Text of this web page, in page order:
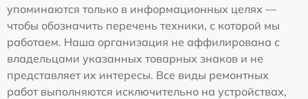
упоминаются только в информационных целях —
чтобы обозначить перечень техники, с которой мы
работаем. Наша организация не аффилирована с
владельцами указанных товарных знаков и не
представляет их интересы. Все виды ремонтных
работ выполняются исключительно на устройствах,